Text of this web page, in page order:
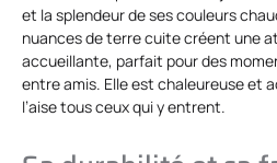
et la splendeur de ses couleurs
nuances de terre cuite créent une
accueillante, parfait pour des
entre amis. Elle est chaleureuse et
l’aise tous ceux qui y entrent.